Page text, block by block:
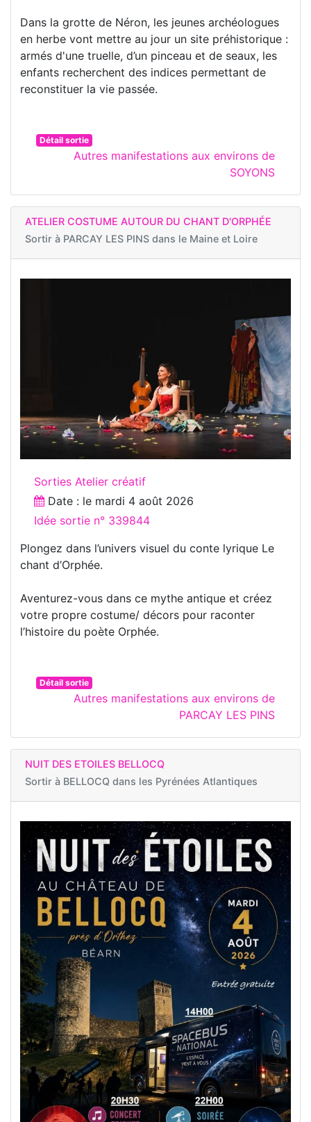
Dans la grotte de Néron, les jeunes archéologues
en herbe vont mettre au jour un site préhistorique :
armés d'une truelle, d’un pinceau et de seaux, les
enfants recherchent des indices permettant de
reconstituer la vie passée.
Détail sortie
Autres manifestations aux environs de
SOYONS
ATELIER COSTUME AUTOUR DU CHANT D'ORPHÉE
Sortir à PARCAY LES PINS dans le Maine et Loire
Sorties Atelier créatif
Date : le mardi 4 août 2026
Idée sortie n° 339844
Plongez dans l’univers visuel du conte lyrique Le
chant d’Orphée.
Aventurez-vous dans ce mythe antique et créez
votre propre costume/ décors pour raconter
l’histoire du poète Orphée.
Détail sortie
Autres manifestations aux environs de
PARCAY LES PINS
NUIT DES ETOILES BELLOCQ
Sortir à BELLOCQ dans les Pyrénées Atlantiques